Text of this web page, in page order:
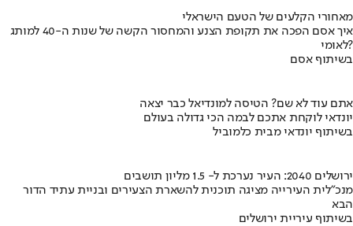
מאחורי הקלעים של הטעם הישראלי
איך אסם הפכה את תקופת הצנע והמחסור הקשה של שנות ה-40 למותג
לאומי?
בשיתוף אסם
אתם עוד לא שם? הטיסה למונדיאל כבר יצאה
יונדאי לוקחת אתכם לבמה הכי גדולה בעולם
בשיתוף יונדאי מבית כלמוביל
ירושלים 2040: העיר נערכת ל- 1.5 מליון תושבים
מנכ"לית העירייה מציגה תוכנית להשארת הצעירים ובניית עתיד הדור
הבא
בשיתוף עיריית ירושלים